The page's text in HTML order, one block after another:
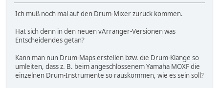
Ich muß noch mal auf den Drum-Mixer zurück kommen.
Hat sich denn in den neuen vArranger-Versionen was
Entscheidendes getan?
Kann man nun Drum-Maps erstellen bzw. die Drum-Klänge so
umleiten, dass z. B. beim angeschlossenem Yamaha MOXF die
einzelnen Drum-Instrumente so rauskommen, wie es sein soll?